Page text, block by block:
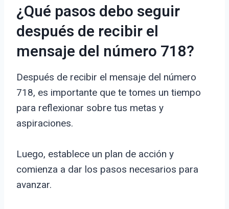
¿Qué pasos debo seguir
después de recibir el
mensaje del número 718?
Después de recibir el mensaje del número
718, es importante que te tomes un tiempo
para reflexionar sobre tus metas y
aspiraciones.
Luego, establece un plan de acción y
comienza a dar los pasos necesarios para
avanzar.